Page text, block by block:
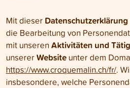
Mit dieser Daten­schutz­erklärung
die Bearbeitung von
mit unseren Aktivitäten und
unsererWebsite unter dem
https://www.croquemalin.ch/fr/.
insbesondere, welche